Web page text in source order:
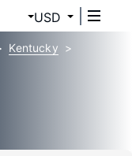
USD
Kentucky